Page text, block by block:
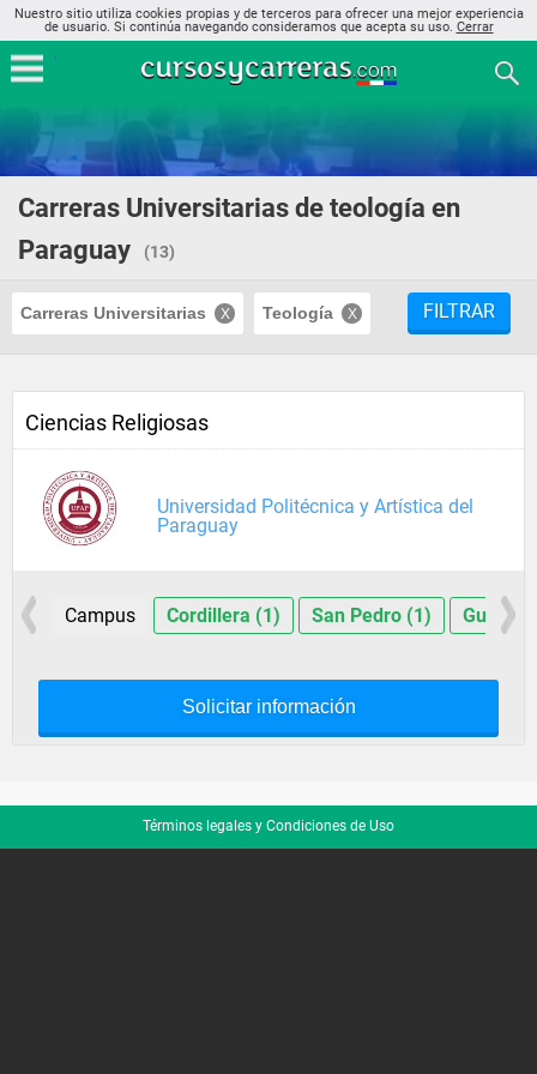
Nuestro sitio utiliza cookies propias y de terceros para ofrecer una mejor experiencia
de usuario. Si continúa navegando consideramos que acepta su uso. Cerrar
Carreras Universitarias de teología en
Paraguay
(13)
Carreras Universitarias Teología FILTRAR
Ciencias Religiosas
Universidad Politécnica y Artística del
Paraguay
Campus Cordillera (1) San Pedro (1) Guairá
Solicitar información
Términos legales y Condiciones de Uso